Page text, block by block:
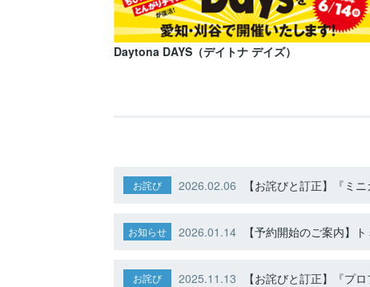
Daytona DAYS（デイトナ デイズ）
お詫び 2026.02.06 【お詫びと訂正】『ミニ
お知らせ 2026.01.14 【予約開始のご案内】
お詫び 2025.11.13 【お詫びと訂正】『プ